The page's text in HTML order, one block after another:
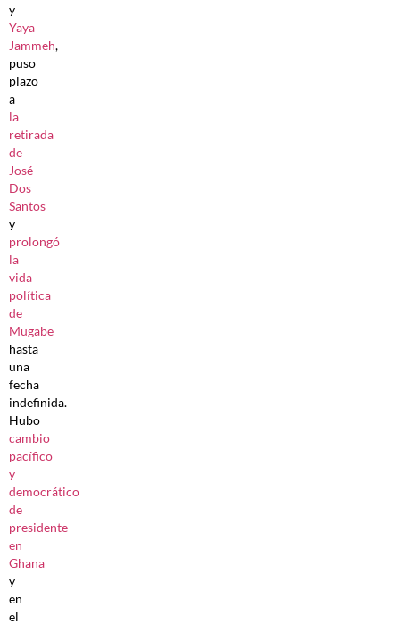
y
Yaya
Jammeh,
puso
plazo
a
la
retirada
de
José
Dos
Santos
y
prolongó
la
vida
política
de
Mugabe
hasta
una
fecha
indefinida.
Hubo
cambio
pacífico
y
democrático
de
presidente
en
Ghana
y
en
el